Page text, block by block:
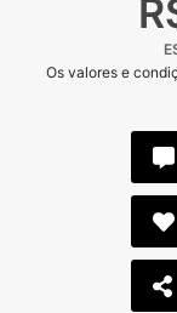
Os valores e